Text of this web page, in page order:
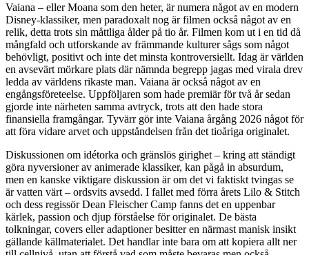
Vaiana – eller Moana som den heter, är numera något av en modern
Disney-klassiker, men paradoxalt nog är filmen också något av en
relik, detta trots sin måttliga ålder på tio år. Filmen kom ut i en tid då
mångfald och utforskande av främmande kulturer sågs som något
behövligt, positivt och inte det minsta kontroversiellt. Idag är världen
en avsevärt mörkare plats där nämnda begrepp jagas med virala drev
ledda av världens rikaste man. Vaiana är också något av en
engångsföreteelse. Uppföljaren som hade premiär för två år sedan
gjorde inte närheten samma avtryck, trots att den hade stora
finansiella framgångar. Tyvärr gör inte Vaiana årgång 2026 något för
att föra vidare arvet och uppståndelsen från det tioåriga originalet.
Diskussionen om idétorka och gränslös girighet – kring att ständigt
göra nyversioner av animerade klassiker, kan pågå in absurdum,
men en kanske viktigare diskussion är om det vi faktiskt tvingas se
är vatten värt – ordsvits avsedd. I fallet med förra årets Lilo & Stitch
och dess regissör Dean Fleischer Camp fanns det en uppenbar
kärlek, passion och djup förståelse för originalet. De bästa
tolkningar, covers eller adaptioner besitter en närmast manisk insikt
gällande källmaterialet. Det handlar inte bara om att kopiera allt ner